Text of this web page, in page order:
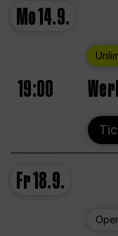
Mo14.9.
19:00
Fr18.9.
Oper